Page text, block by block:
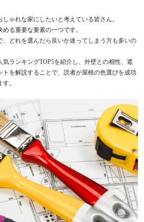
ゃれな家にしたいと考えている皆さん。
る重要な要素の一つです。
、どれを選んだら良いか迷ってしまう方も多いの
ランキングTOP5を紹介し、外壁との相性、遮
を解説することで、読者が屋根の色選びを成功
。